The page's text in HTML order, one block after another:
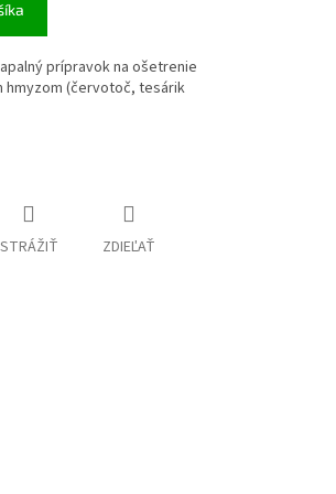
prípravok na ošetrenie
hmyzom (červotoč, tesárik
STRÁŽIŤ ZDIEĽAŤ